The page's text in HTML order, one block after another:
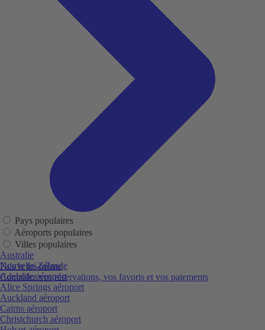
Fais le toi-même
Contrôlez vos réservations, vos favoris et vos paiements
Pays populaires
Aéroports populaires
Villes populaires
Australie
Nouvelle-Zélande
Adelaide aéroport
Alice Springs aéroport
Auckland aéroport
Cairns aéroport
Christchurch aéroport